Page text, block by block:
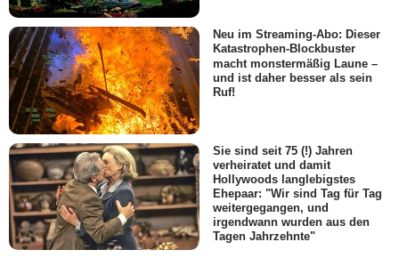
Neu im Streaming-Abo: Dieser
Katastrophen-Blockbuster
macht monstermäßig Laune –
und ist daher besser als sein
Ruf!
Sie sind seit 75 (!) Jahren
verheiratet und damit
Hollywoods langlebigstes
Ehepaar: "Wir sind Tag für Tag
weitergegangen, und
irgendwann wurden aus den
Tagen Jahrzehnte"